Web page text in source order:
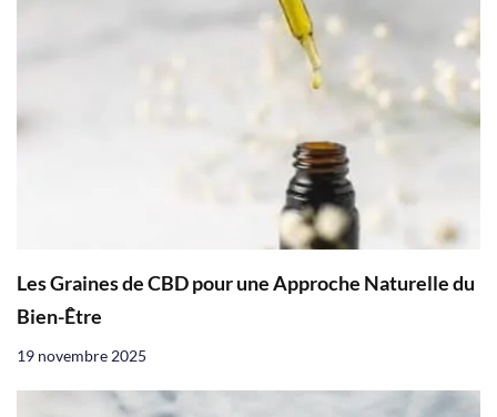
Les Graines de CBD pour une Approche Naturelle du
Bien-Être
19 novembre 2025